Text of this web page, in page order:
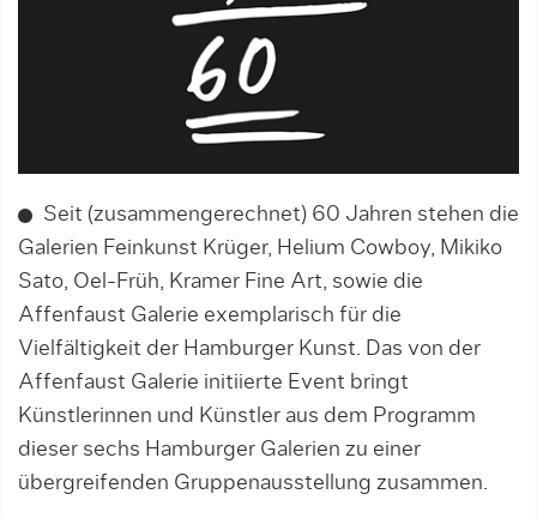
Seit (zusammengerechnet) 60 Jahren stehen die
Galerien Feinkunst Krüger, Helium Cowboy, Mikiko
Sato, Oel-Früh, Kramer Fine Art, sowie die
Affenfaust Galerie exemplarisch für die
Vielfältigkeit der Hamburger Kunst. Das von der
Affenfaust Galerie initiierte Event bringt
Künstlerinnen und Künstler aus dem Programm
dieser sechs Hamburger Galerien zu einer
übergreifenden Gruppenausstellung zusammen.